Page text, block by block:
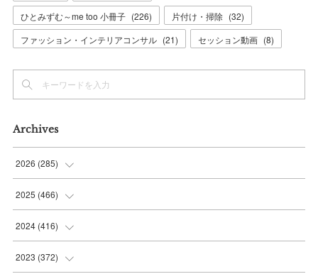
ひとみずむ～me too 小冊子 (226) 片付け・掃除 (32)
ファッション・インテリアコンサル (21) セッション動画 (8)
Archives
2026 (285)
(6)
(36
(37
2025 (466)
(56
(37
2024 (416)
(38
2023 (372)